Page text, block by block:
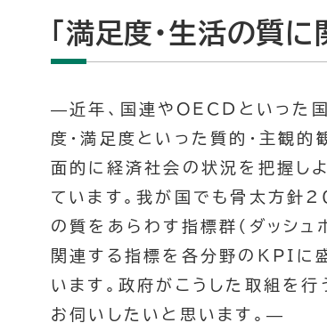
「満足度・生活の質
—近年、国連やOECDといった
度・満足度といった質的・主観的
面的に経済社会の状況を把握し
ています。我が国でも骨太方針
の質をあらわす指標群（ダッシュ
関連する指標を各分野のKPIに
います。政府がこうした取組を行
お伺いしたいと思います。—